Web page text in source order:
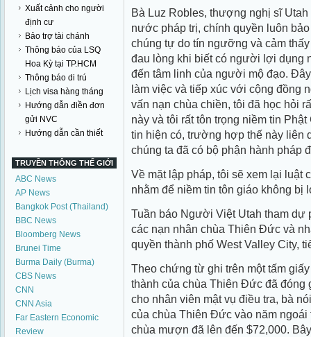
Xuất cảnh cho người
định cư
Bảo trợ tài chánh
Thông báo của LSQ
Hoa Kỳ tại TP.HCM
Thông báo di trú
Lịch visa hàng tháng
Hướng dẫn điền đơn
gửi NVC
Hướng dẫn cần thiết
TRUYỀN THÔNG THẾ GIỚI
ABC News
AP News
Bangkok Post (Thailand)
BBC News
Bloomberg News
Brunei Time
Burma Daily (Burma)
CBS News
CNN
CNN Asia
Far Eastern Economic
Review
Bà Luz Robles, thượng nghị sĩ Utah
nước pháp trị, chính quyền luôn
chúng tự do tín ngưỡng và cảm
đau lòng khi biết có người lợi dụng
đến tâm linh của người mộ đạo.
làm việc và tiếp xúc với cộng đồng
vấn nạn chùa chiền, tôi đã học hỏi
này và tôi rất tôn trọng niềm tin
tin hiện có, trường hợp thế này liên
chúng ta đã có bộ phận hành pháp
Về mặt lập pháp, tôi sẽ xem lại luật
nhằm để niềm tin tôn giáo không bị
Tuần báo Người Việt Utah tham dự
các nạn nhân chùa Thiên Ðức và
quyền thành phố West Valley City,
Theo chứng từ ghi trên một tấm
thành của chùa Thiên Ðức đã đóng
cho nhân viên mật vụ điều tra, bà
của chùa Thiên Ðức vào năm
chùa mượn đã lên đến $72,000.